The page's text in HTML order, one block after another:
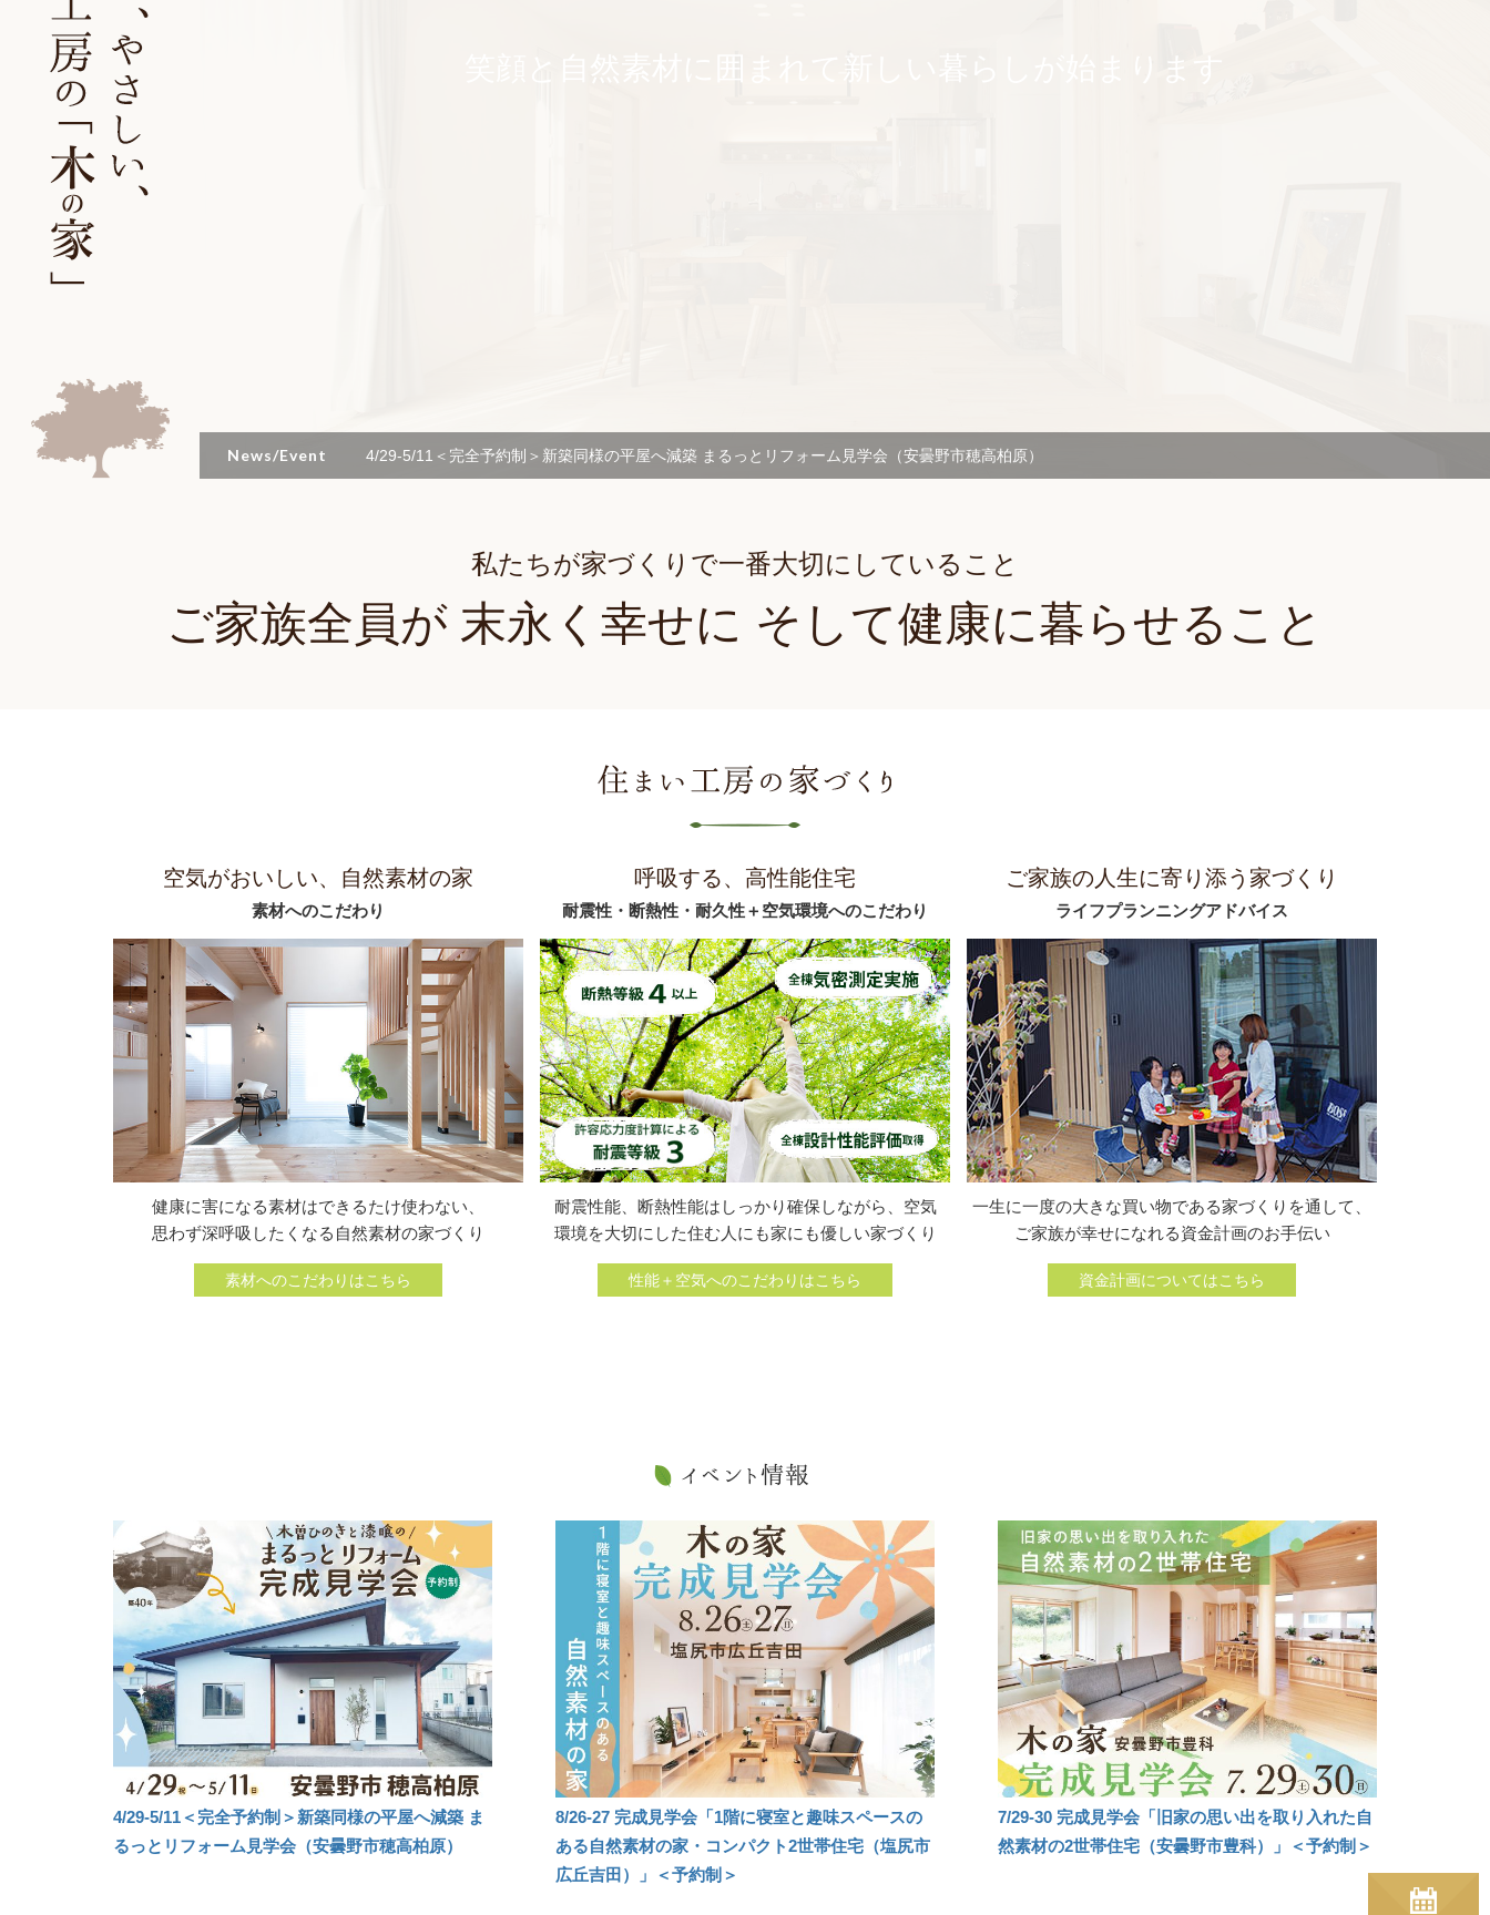
笑顔と自然素材に囲まれて 新しい暮らしが始まります
4/29-5/11＜完全予約制＞新築同様の平屋へ減築 まるっとリフォーム見学会（安曇野市穂高柏原）
News/Event
私たちが家づくりで一番大切にしていること
ご家族全員が 末永く幸せに そして健康に暮らせること
空気がおいしい、自然素材の家
素材へのこだわり
健康に害になる素材はできるたけ使わない、
思わず深呼吸したくなる自然素材の家づくり
素材へのこだわりはこちら
呼吸する、高性能住宅
耐震性・断熱性・耐久性＋空気環境へのこだわり
耐震性能、断熱性能はしっかり確保しながら、空気
環境を大切にした住む人にも家にも優しい家づくり
性能＋空気へのこだわりはこちら
ご家族の人生に寄り添う家づくり
ライフプランニングアドバイス
一生に一度の大きな買い物である家づくりを通して、
ご家族が幸せになれる資金計画のお手伝い
資金計画についてはこちら
4/29-5/11＜完全予約制＞新築同様の平屋へ減築 ま
るっとリフォーム見学会（安曇野市穂高柏原）
8/26-27 完成見学会「1階に寝室と趣味スペースの
ある自然素材の家・コンパクト2世帯住宅（塩尻市
広丘吉田）」＜予約制＞
7/29-30 完成見学会「旧家の思い出を取り入れた自
然素材の2世帯住宅（安曇野市豊科）」＜予約制＞